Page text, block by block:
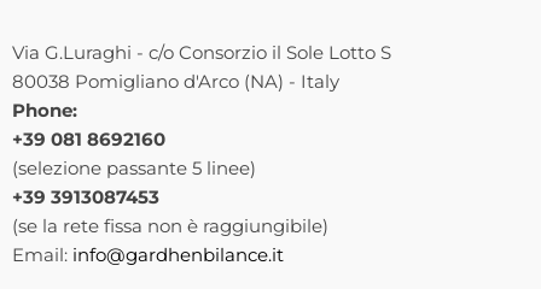
Via G.Luraghi - c/o Consorzio il Sole Lotto S
80038 Pomigliano d'Arco (NA) - Italy
Phone:
+39 081 8692160
(selezione passante 5 linee)
+39 3913087453
(se la rete fissa non è raggiungibile)
Email: info@gardhenbilance.it